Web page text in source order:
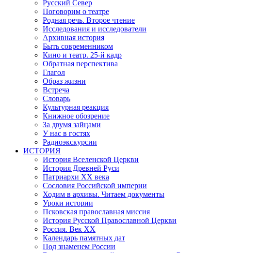
Русский Север
Поговорим о театре
Родная речь. Второе чтение
Исследования и исследователи
Архивная история
Быть современником
Кино и театр. 25-й кадр
Обратная перспектива
Глагол
Образ жизни
Встреча
Словарь
Культурная реакция
Книжное обозрение
За двумя зайцами
У нас в гостях
Радиоэкскурсии
ИСТОРИЯ
История Вселенской Церкви
История Древней Руси
Патриархи XX века
Сословия Российской империи
Ходим в архивы. Читаем документы
Уроки истории
Псковская православная миссия
История Русской Православной Церкви
Россия. Век ХХ
Календарь памятных дат
Под знаменем России